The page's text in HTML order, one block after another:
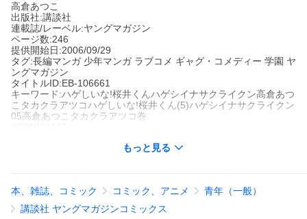
高倉あつこ
出版社:講談社
連載誌/レーベル:ヤングマガジン
ページ数:246
提供開始日:2006/09/29
タグ:長編マンガ 少年マンガ ラブコメ ギャグ・コメディー 学園 ヤ
ングマガジン
タイトルID:EB-106661
キーワード:ハゲしいな!桜井くんハゲシイナサクライクン高倉あつ
こタカクラアツコハゲしいな!桜井くん(5)ハゲシイナサクライクン
05高倉あつこタカクラアツコ巻
マガジン
気がつけば桜井くんのまわりはハゲばかり。担任、クラスメイ
ト、バイト仲間、そして今度は、兄の彼女の家族も仲間入り。そ
もっと見る
本、雑誌、コミック コミック、アニメ
青年（一般）
講談社 ヤングマガジンコミックス